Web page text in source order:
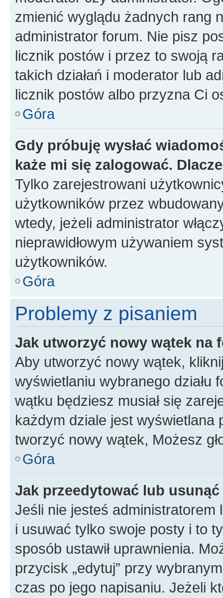
zmienić wyglądu żadnych rang
administrator forum. Nie pisz
licznik postów i przez to swoją
takich działań i moderator lub
licznik postów albo przyzna Ci
Góra
Gdy próbuję wysłać
każe mi się zalogować.
Tylko zarejestrowani
użytkowników przez
wtedy, jeżeli administrator
nieprawidłowym używaniem
użytkowników.
Góra
Problemy z pisaniem
Jak utworzyć nowy wątek na
Aby utworzyć nowy wątek,
wyświetlaniu wybranego działu
wątku będziesz musiał się
każdym dziale jest wyświetlana
tworzyć nowy wątek, Możesz
Góra
Jak przeedytować lub
Jeśli nie jesteś
i usuwać tylko swoje posty i to
sposób ustawił uprawnienia.
przycisk „edytuj” przy
czas po jego napisaniu. Jeżeli